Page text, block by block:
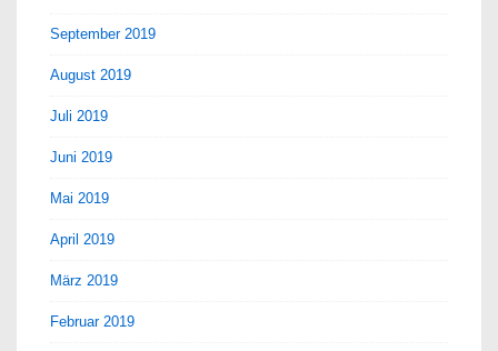
September 2019
August 2019
Juli 2019
Juni 2019
Mai 2019
April 2019
März 2019
Februar 2019